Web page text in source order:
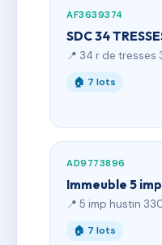
AF3639374
SDC 34
📍 34 r de tresses
🏠 7 lots
AD9773896
Immeuble 5
📍 5 imp hustin
🏠 7 lots